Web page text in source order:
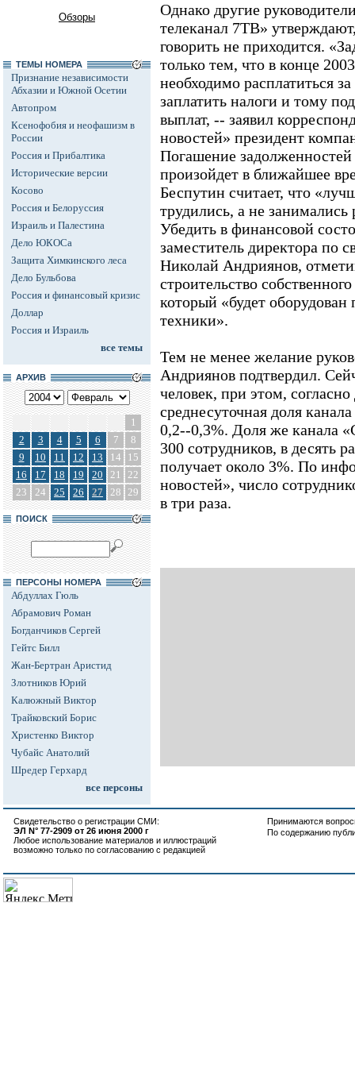
Обзоры
ТЕМЫ НОМЕРА
Признание независимости
Абхазии и Южной Осетии
Автопром
Ксенофобия и неофашизм в
России
Россия и Прибалтика
Исторические версии
Косово
Россия и Белоруссия
Израиль и Палестина
Дело ЮКОСа
Защита Химкинского леса
Дело Бульбова
Россия и финансовый кризис
Доллар
Россия и Израиль
все темы
АРХИВ
1
2
3 4 5 6 7
8
9
10 11 12 13 14
15
16
17 18 19 20 21
22
23
24 25 26 27 28 29
ПОИСК
ПЕРСОНЫ НОМЕРА
Абдуллах Гюль
Абрамович Роман
Богданчиков Сергей
Гейтс Билл
Жан-Бертран Аристид
Злотников Юрий
Калюжный Виктор
Трайковский Борис
Христенко Виктор
Чубайс Анатолий
Шредер Герхард
все персоны
Однако другие
телеканал 7ТВ»
говорить не приходится.
только тем, что в конце
необходимо расплатиться
заплатить налоги и тому
выплат, -- заявил
новостей» президент
Погашение задолженностей
произойдет в ближайшее
Беспутин считает, что
трудились, а не занимались
Убедить в финансовой
заместитель директора по
Николай Андриянов,
строительство
который «будет
техники».
Тем не менее желание
Андриянов подтвердил.
человек, при этом,
среднесуточная доля
0,2--0,3%. Доля же канала
300 сотрудников, в десять
получает около 3%. По
новостей», число
в три раза.
Свидетельство о регистрации СМИ:
ЭЛ N° 77-2909 от 26 июня 2000 г
Любое использование материалов и иллюстраций
возможно только по согласованию с редакцией
Принимаются
По содержанию